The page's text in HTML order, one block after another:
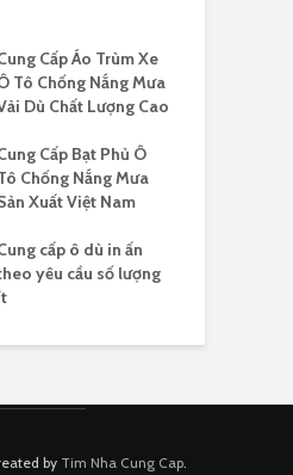
Cấp Áo Trùm Xe
Tô Chống Nắng Mưa
Dù Chất Lượng Cao
Cấp Bạt Phủ Ô
Chống Nắng Mưa
Xuất Việt Nam
cấp ô dù in ấn
yêu cầu số lượng
by Tim Nha Cung Cap.